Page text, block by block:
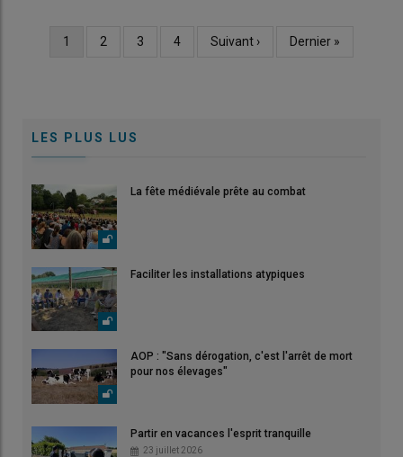
Page
1 Page
2 Page
3 Page
4
Page
Suivant ›
Dernière
Dernier »
LES PLUS LUS
La fête médiévale prête au combat
Faciliter les installations atypiques
AOP : "Sans dérogation, c'est l'arrêt de mort
pour nos élevages"
Partir en vacances l'esprit tranquille
23 juillet 2026